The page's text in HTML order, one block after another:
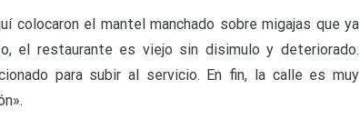
colocaron el mantel manchado sobre migajas que ya
el restaurante es viejo sin disimulo y deteriorado.
para subir al servicio. En fin, la calle es muy